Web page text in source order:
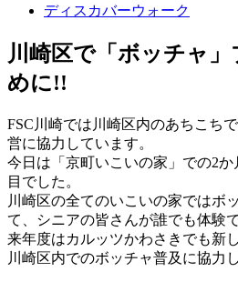
ディスカバーウォーク
川崎区で「ボッチャ
めに!!
FSC川崎では川崎区内のあちこち
営に協力しています。
今日は「京町いこいの家」での2
目でした。
川崎区の全てのいこいの家ではボ
て、シニアの皆さんが誰でも体験
来年度はカルッツかわさきでも新
川崎区内でのボッチャ普及に協力